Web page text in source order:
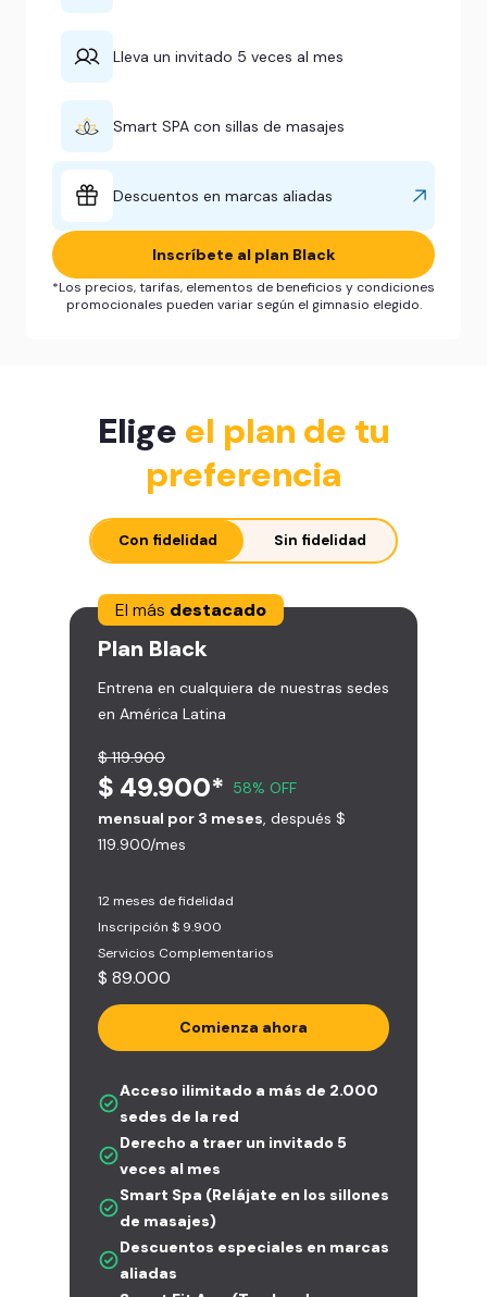
Lleva un invitado 5 veces al mes
Smart SPA con sillas de masajes
Descuentos en marcas aliadas
Inscríbete al plan Black
*Los precios, tarifas, elementos de beneficios y condiciones
promocionales pueden variar según el gimnasio elegido.
Elige el plan de tu
preferencia
Con fidelidad Sin fidelidad
El más destacado
Plan Black
Entrena en cualquiera de nuestras sedes
en América Latina
$ 119.900
$ 49.900* 58% OFF
mensual por 3 meses , después $
119.900/mes
12 meses de fidelidad
Inscripción $ 9.900
Servicios Complementarios
$ 89.000
Comienza ahora
Acceso ilimitado a más de 2.000
sedes de la red
Derecho a traer un invitado 5
veces al mes
Smart Spa (Relájate en los sillones
de masajes)
Descuentos especiales en marcas
aliadas